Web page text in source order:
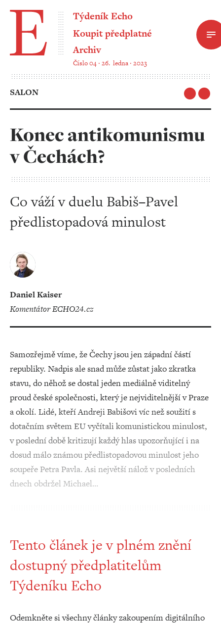
Týdeník Echo
Koupit předplatné
Archiv
Číslo 04 ‧ 26. ledna ‧ 2023
SALON
Konec antikomunismu
v Čechách?
Co váží v duelu Babiš–Pavel
předlistopadová minulost
Daniel Kaiser
komentátor ECHO24.cz
Samozřejmě víme, že Čechy jsou jen západní částí
republiky. Nadpis ale snad může zůstat jako zkratka
stavu, do něhož se dostal jeden mediálně viditelný
proud české společnosti, který je nejviditelnější v Praze
a okolí. Lidé, kteří Andreji Babišovi víc než soužití s
dotačním světem EU vyčítali komunistickou minulost,
v poslední době kritizují každý hlas upozorňující i na
dosud málo známou předlistopadovou minulost jeho
soupeře Petra Pavla. Asi největší nálož v posledních
dnech obdržel Michael…
Tento článek je v plném znění
dostupný předplatitelům
Týdeníku Echo
Odemkněte si všechny články zakoupením digitálního